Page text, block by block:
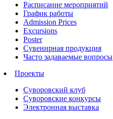
Расписание мероприятий
График работы
Admission Prices
Excursions
Poster
Сувенирная продукция
Часто задаваемые вопросы
Проекты
Суворовский клуб
Суворовские конкурсы
Электронная выставка